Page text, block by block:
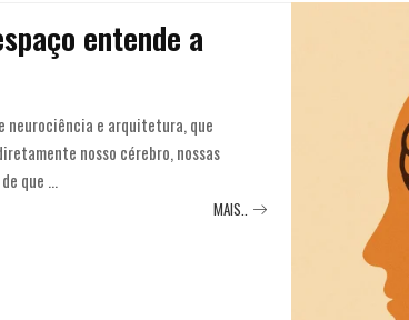
entende a
e arquitetura, que
nosso cérebro, nossas
que ...
MAIS..